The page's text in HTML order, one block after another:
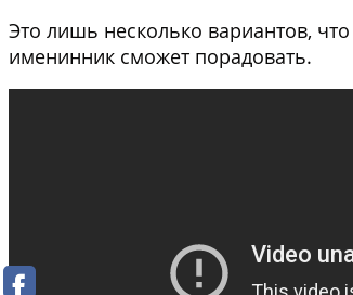
Это лишь несколько вариантов,
именинник сможет порадовать.